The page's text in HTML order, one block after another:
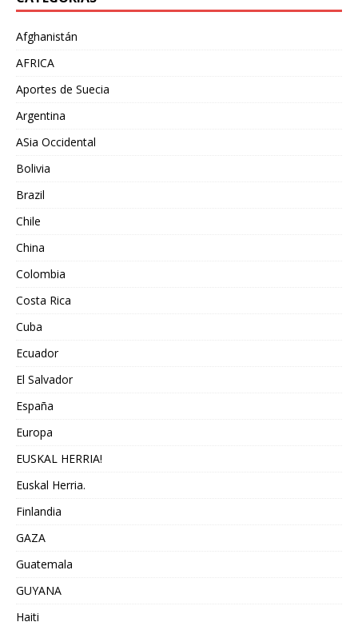
Afghanistán
AFRICA
Aportes de Suecia
Argentina
ASia Occidental
Bolivia
Brazil
Chile
China
Colombia
Costa Rica
Cuba
Ecuador
El Salvador
España
Europa
EUSKAL HERRIA!
Euskal Herria.
Finlandia
GAZA
Guatemala
GUYANA
Haiti